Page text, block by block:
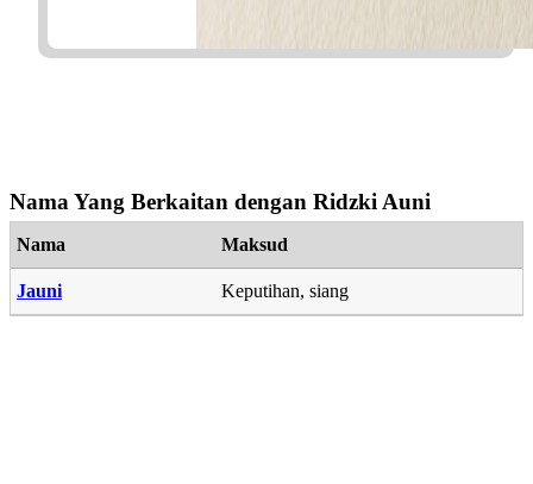
Nama Yang Berkaitan dengan Ridzki Auni
Nama Maksud
Jauni Keputihan, siang